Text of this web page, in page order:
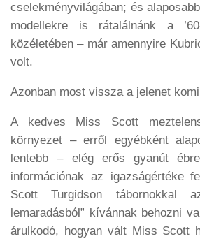
cselekményvilágában; és
modellekre is rátalálnánk a
közéletében – már amennyire
volt.
Azonban most vissza a jelenet
A kedves Miss Scott
környezet – erről egyébként
lentebb – elég erős gyanút
információnak az igazságértéke
Scott Turgidson tábornokkal
lemaradásból” kívánnak behozni
árulkodó, hogyan vált Miss Scott